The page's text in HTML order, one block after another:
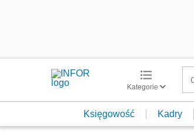
Kategorie
Księgowość Kadry